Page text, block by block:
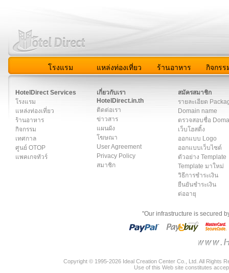
โรงแรม แหล่งท่องเที่ยว ร้านอาหาร กิจกรร
HotelDirect Services
โรงแรม
แหล่งท่องเที่ยว
ร้านอาหาร
กิจกรรม
เทศกาล
ศูนย์ OTOP
แพคเกจทัวร์
เกี่ยวกับเรา
HotelDirect.in.th
ติดต่อเรา
ข่าวสาร
แผนผัง
โฆษณา
User Agreement
Privacy Policy
สมาชิก
สมัครสมาชิก
รายละเอียด
Domain name
ตรวจสอบชื่อ
เว็บโฮสติ้ง
ออกแบบ Logo
ออกแบบเว็บไซต์
ตัวอย่าง Template
Template มาใหม่
วิธีการชำระเงิน
ยืนยันชำระเงิน
ต่ออายุ
"Our infrastructure is secured
Copyright © 1995-2026 Ideal Creation Center Co., Ltd. All Rights
Use of this Web site constitutes